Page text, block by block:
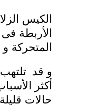
الكيس
الأربطة
المتحركة
و قد
أكثر
حالات